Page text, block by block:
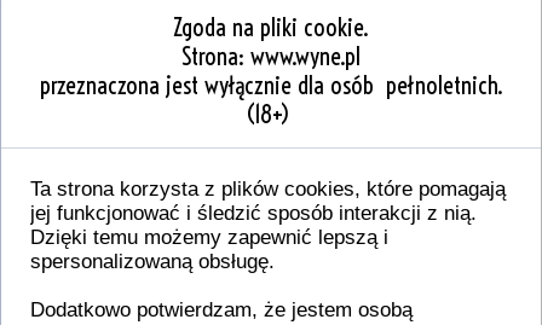
Nasze doświadczenie oraz dbałość o każdy
Zgoda na pliki cookie.
Strona: www.wyne.pl
przeznaczona jest wyłącznie dla osób pełnoletnich.
(18+)
Ta strona korzysta z plików cookies, które pomagają
jej funkcjonować i śledzić sposób interakcji z nią.
Dzięki temu możemy zapewnić lepszą i
spersonalizowaną obsługę.
Dodatkowo potwierdzam, że jestem osobą